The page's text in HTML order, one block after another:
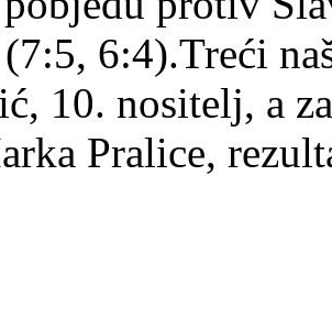
6:4).Treći
10. nositelj, a
Pralice,